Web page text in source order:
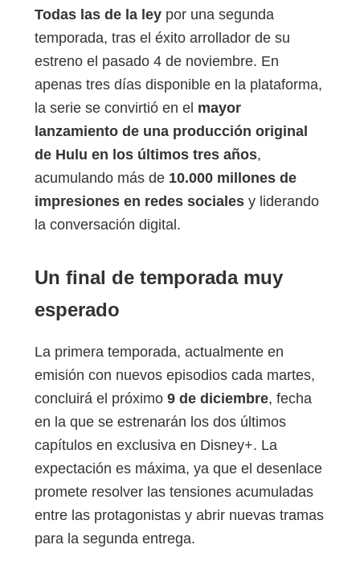
Todas las de la ley por una segunda
temporada, tras el éxito arrollador de su
estreno el pasado 4 de noviembre. En
apenas tres días disponible en la plataforma,
la serie se convirtió en el mayor
lanzamiento de una producción original
de Hulu en los últimos tres años,
acumulando más de 10.000 millones de
impresiones en redes sociales y liderando
la conversación digital.
Un final de temporada muy
esperado
La primera temporada, actualmente en
emisión con nuevos episodios cada martes,
concluirá el próximo 9 de diciembre, fecha
en la que se estrenarán los dos últimos
capítulos en exclusiva en Disney+. La
expectación es máxima, ya que el desenlace
promete resolver las tensiones acumuladas
entre las protagonistas y abrir nuevas tramas
para la segunda entrega.